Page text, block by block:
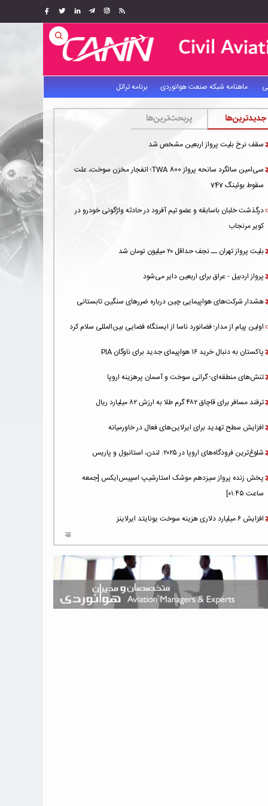
ماهنامه شبکه صنعت هوانوردی برنامه تراتل
جدیدترین‌ها پربحث‌ترین‌ها
سقف نرخ بلیت پرواز اربعین مشخص شد
سی‌امین سالگرد سانحه پرواز TWA 800؛ انفجار مخزن سوخت، علت
سقوط بوئینگ 747
درگذشت خلبان باسابقه و عضو تیم آفرود در حادثه واژگونی خودرو در
کویر مرنجاب
بلیت پرواز تهران ــ نجف حداقل ۲۰ میلیون تومان شد
پرواز اردبیل - عراق برای اربعین دایر می‌شود
هشدار شرکت‌های هواپیمایی چین درباره ضررهای سنگین تابستانی
اولین پیام از مدار؛ فضانورد ناسا از ایستگاه فضایی بین‌المللی سلام کرد
پاکستان به دنبال خرید ۱۶ هواپیمای جدید برای ناوگان PIA
تنش‌های منطقه‌ای؛ گرانی سوخت و آسمان پرهزینه اروپا
ترفند مسافر برای قاچاق ۴۸۲ گرم طلا به ارزش ۸۲ میلیارد ریال
افزایش سطح تهدید برای ایرلاین‌های فعال در خاورمیانه
شلوغ‌ترین فرودگاه‌های اروپا در ۲۰۲۵: لندن، استانبول و پاریس
پخش زنده پرواز سیزدهم موشک استارشیپ اسپیس‌ایکس [جمعه
ساعت ۰۱:۴۵]
افزایش ۶ میلیارد دلاری هزینه‌ سوخت یونایتد ایرلاینز
هوش مصنوعی وارد تعمیر و بازرسی موتورهای هواپیما شد
حمله هوایی به تأسیسات فرودگاه سمنان
استخدام در صنعت هوانوردی کانادا با آموزش رایگان و حقوق ۱۲۷ هزار
دلاری